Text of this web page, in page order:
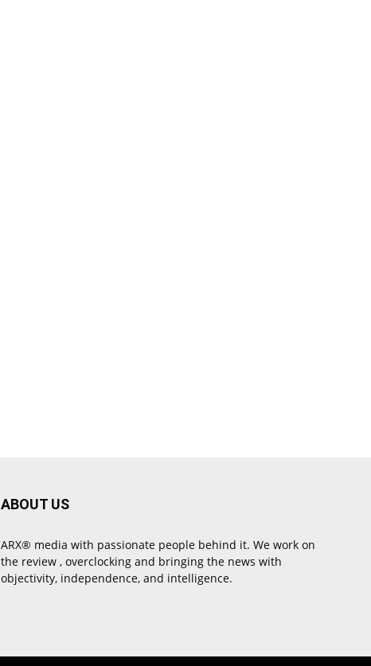
ABOUT US
ARX® media with passionate people behind it. We work on
the review , overclocking and bringing the news with
objectivity, independence, and intelligence.